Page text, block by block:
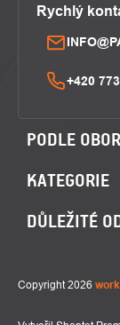
Rychlý
+420
PODLE
KATEGORIE
DŮLEŽITÉ
Copyright 2026